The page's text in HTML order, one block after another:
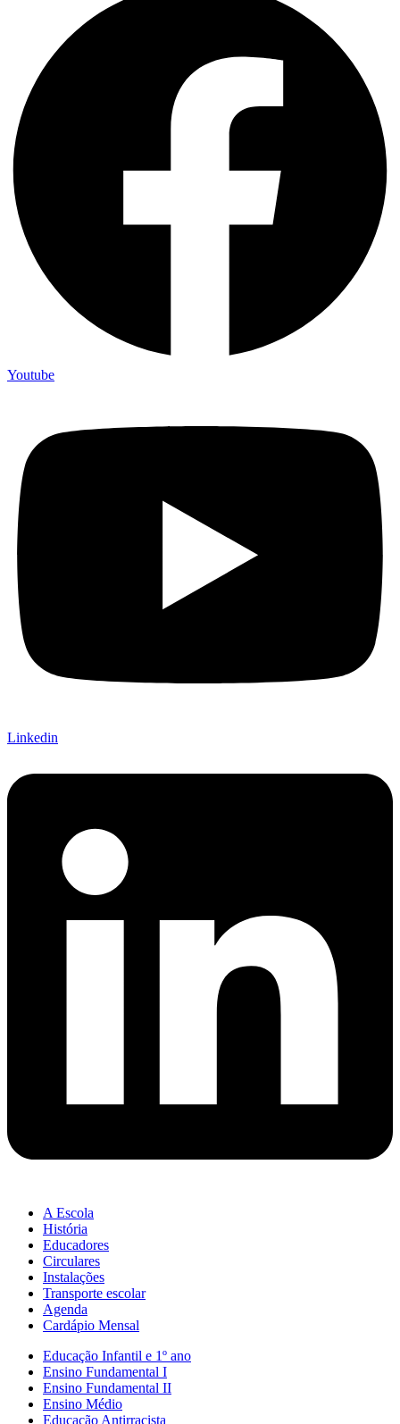
Youtube
Linkedin
A Escola
História
Educadores
Circulares
Instalações
Transporte escolar
Agenda
Cardápio Mensal
Educação Infantil e 1º ano
Ensino Fundamental I
Ensino Fundamental II
Ensino Médio
Educação Antirracista